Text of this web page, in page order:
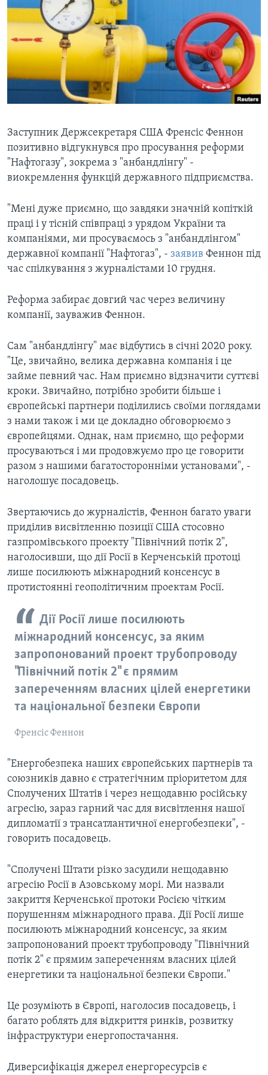
СУСПІЛЬСТВО
ЕКОНОМІКА
ІСТОРІЇ УСПІХУ УКРАЇНЦІВ
ТЕЛЕПРОГРАМИ
ЧАС-TIME
БРИФІНГ ГОЛОСУ АМЕРИКИ
СТУДІЯ ВАШИНГТОН
ПРАЙМ-ТАЙМ
ПОГЛЯД З ВАШИНГТОНА
ENGLISH
Learning English
Мови
Заступник Держсекретаря США Френсіс Феннон
позитивно відгукнувся про просування реформи
"Нафтогазу", зокрема з "анбандлінгу" -
виокремлення функцій державного підприємства.
"Мені дуже приємно, що завдяки значній копіткій
праці і у тісній співпраці з урядом України та
компаніями, ми просуваємось з "анбандлінгом"
державної компанії "Нафтогаз", - заявив Феннон під
час спілкування з журналістами 10 грудня.
Реформа забирає довгий час через величину
компанії, зауважив Феннон.
Сам "анбандлінгу" має відбутись в січні 2020 року.
"Це, звичайно, велика державна компанія і це
займе певний час. Нам приємно відзначити суттєві
кроки. Звичайно, потрібно зробити більше і
європейські партнери поділились своїми поглядами
з нами також і ми це докладно обговорюємо з
європейцями. Однак, нам приємно, що реформи
просуваються і ми продовжуємо про це говорити
разом з нашими багатосторонніми установами", -
наголошує посадовець.
Звертаючись до журналістів, Феннон багато уваги
приділив висвітленню позиції США стосовно
газпромівського проекту "Північний потік 2",
наголосивши, що дії Росії в Керченській протоці
лише посилюють міжнародний консенсус в
протистоянні геополітичним проектам Росії.
Дії Росії лише посилюють
міжнародний консенсус, за яким
запропонований проект трубопроводу
"Північний потік 2" є прямим
запереченням власних цілей енергетики
та національної безпеки Європи
Френсіс Феннон
"Енергобезпека наших європейських партнерів та
союзників давно є стратегічним пріоритетом для
Сполучених Штатів і через нещодавню російську
агресію, зараз гарний час для висвітлення нашої
дипломатії з трансатлантичної енергобезпеки", -
говорить посадовець.
"Сполучені Штати різко засудили нещодавню
агресію Росії в Азовському морі. Ми назвали
закриття Керченської протоки Росією чітким
порушенням міжнародного права. Дії Росії лише
посилюють міжнародний консенсус, за яким
запропонований проект трубопроводу "Північний
потік 2" є прямим запереченням власних цілей
енергетики та національної безпеки Європи."
Це розуміють в Європі, наголосив посадовець, і
багато роблять для відкриття ринків, розвитку
інфраструктури енергопостачання.
Диверсифікація джерел енергоресурсів є